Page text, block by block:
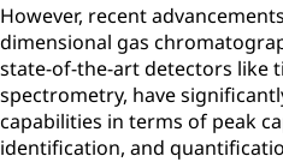
However, recent
dimensional gas
state-of-the-art detectors like
spectrometry, have
capabilities in terms of peak
identification, and